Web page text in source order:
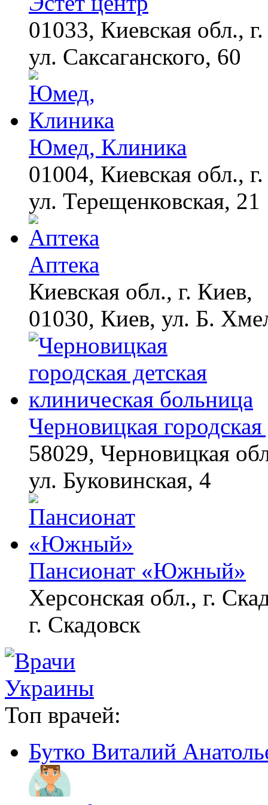
Домашний метод
убьет грибок,
возьмите 3%-ю…
01033, Киевская обл.,
ул. Саксаганского, 60
Юмед, Клиника
01004, Киевская обл.,
ул. Терещенковская, 21
Аптека
Киевская обл., г. Киев,
01030, Киев, ул. Б.
Черновицкая
58029, Черновицкая
ул. Буковинская, 4
Пансионат «Южный»
Херсонская обл., г.
г. Скадовск
Топ врачей:
Бутко Виталий